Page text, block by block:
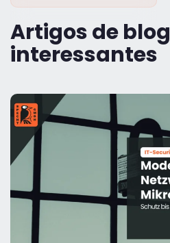
Artigos de blog
interessantes